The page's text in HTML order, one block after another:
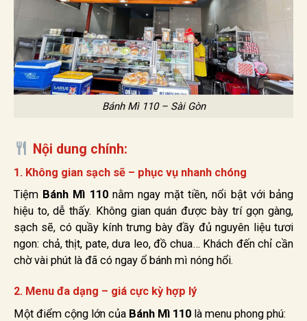
Bánh Mì 110 – Sài Gòn
Nội dung chính:
1. Không gian sạch sẽ – phục vụ nhanh chóng
Tiệm Bánh Mì 110nằm ngay mặt tiền, nổi bật với bảng
hiệu to, dễ thấy. Không gian quán được bày trí gọn gàng,
sạch sẽ, có quầy kính trưng bày đầy đủ nguyên liệu tươi
ngon: chả, thịt, pate, dưa leo, đồ chua… Khách đến chỉ cần
chờ vài phút là đã có ngay ổ bánh mì nóng hổi.
2. Menu đa dạng – giá cực kỳ hợp lý
Một điểm cộng lớn của Bánh Mì 110 là menu phong phú: